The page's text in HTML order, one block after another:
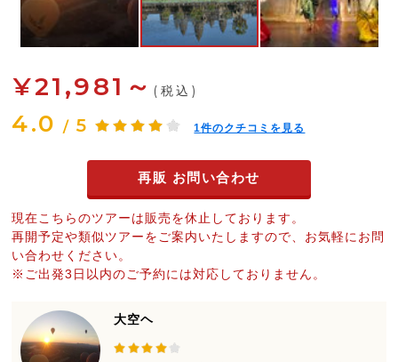
¥21,981～ (税込)
4.0 / 5 1件のクチコミを見る
再販 お問い合わせ
現在こちらのツアーは販売を休止しております。
再開予定や類似ツアーをご案内いたしますので、お気軽にお問
い合わせください。
※ご出発3日以内のご予約には対応しておりません。
大空ヘ